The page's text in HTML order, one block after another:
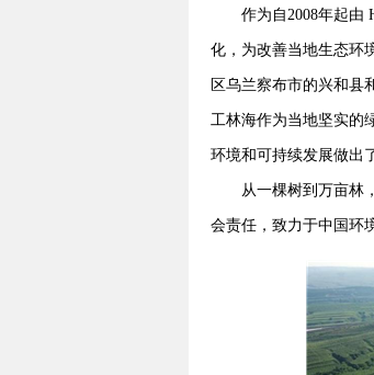
作为自2008年起由
化，为改善当地生态环
区乌兰察布市的兴和县
工林海作为当地坚实的
环境和可持续发展做出
从一棵树到万亩林
会责任，致力于中国环